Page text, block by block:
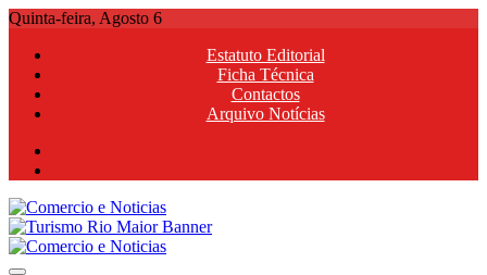
Skip
content
Quinta-feira, Agosto 6
Estatuto Editorial
Ficha Técnica
Contactos
Arquivo Notícias
Comercio e Noticias
Notícias e Publicidade Online